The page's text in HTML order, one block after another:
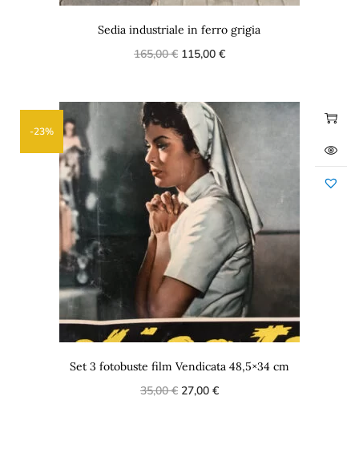
Sedia industriale in ferro grigia
165,00€ 115,00 €
-23%
Set 3 fotobuste film Vendicata 48,5×34 cm
35,00€ 27,00 €